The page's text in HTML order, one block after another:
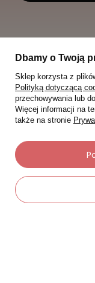
Moje
Dbamy o Twoją
Sklep korzysta z
Polityką dotyczącą
przechowywania lub
Więcej informacji na
także na stronie